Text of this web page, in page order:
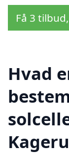
Få 3
Hvad